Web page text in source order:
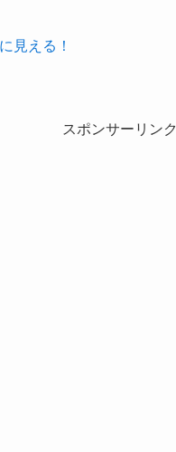
見える！
スポンサーリンク